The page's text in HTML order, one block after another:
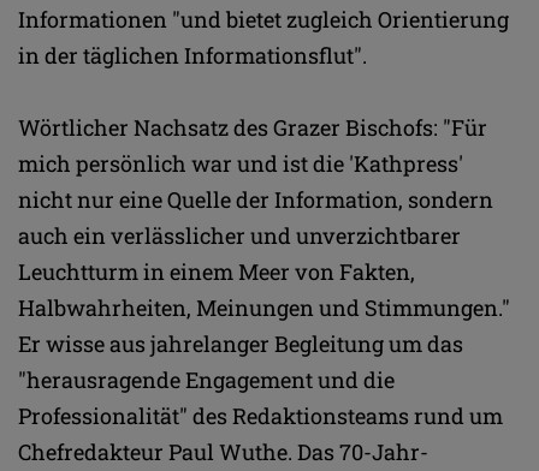
Informationen "und bietet zugleich Orientierung
in der täglichen Informationsflut".
Wörtlicher Nachsatz des Grazer Bischofs: "Für
mich persönlich war und ist die 'Kathpress'
nicht nur eine Quelle der Information, sondern
auch ein verlässlicher und unverzichtbarer
Leuchtturm in einem Meer von Fakten,
Halbwahrheiten, Meinungen und Stimmungen."
Er wisse aus jahrelanger Begleitung um das
"herausragende Engagement und die
Professionalität" des Redaktionsteams rund um
Chefredakteur Paul Wuthe. Das 70-Jahr-